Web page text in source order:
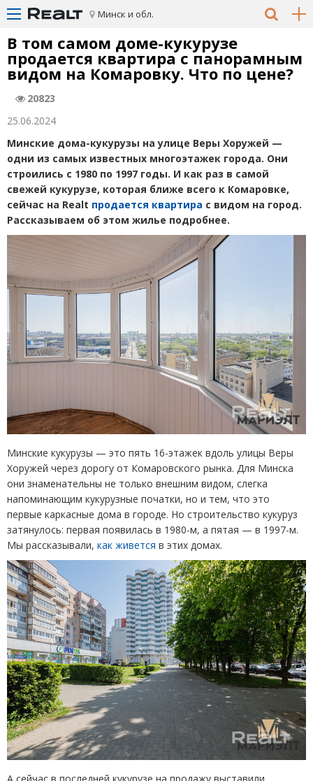
Минск и обл.
В том самом доме-кукурузе
продается квартира с панорамным
видом на Комаровку. Что по цене?
20823
25.06.2024
Минские дома-кукурузы на улице Веры Хоружей —
одни из самых известных многоэтажек города. Они
строились с 1980 по 1997 годы. И как раз в самой
свежей кукурузе, которая ближе всего к Комаровке,
сейчас на Realt продается квартира с видом на город.
Рассказываем об этом жилье подробнее.
Минские кукурузы — это пять 16-этажек вдоль улицы Веры
Хоружей через дорогу от Комаровского рынка. Для Минска
они знаменательны не только внешним видом, слегка
напоминающим кукурузные початки, но и тем, что это
первые каркасные дома в городе. Но строительство кукуруз
затянулось: первая появилась в 1980-м, а пятая — в 1997-м.
Мы рассказывали, как живется в этих домах.
А сейчас в последней кукурузе на продажу выставили